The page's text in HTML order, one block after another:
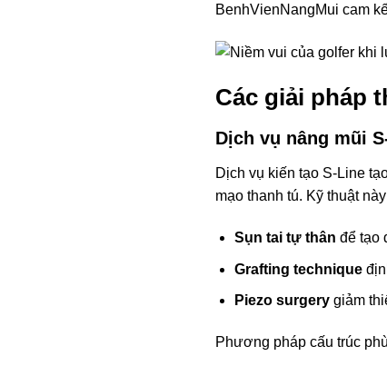
BenhVienNangMui cam
Các giải pháp
Dịch vụ nâng mũi
Dịch vụ kiến tạo S-Line
mạo thanh tú. Kỹ thuật
Sụn tai tự thân để tạo
Grafting technique
Piezo surgerygiảm
Phương pháp cấu trúc